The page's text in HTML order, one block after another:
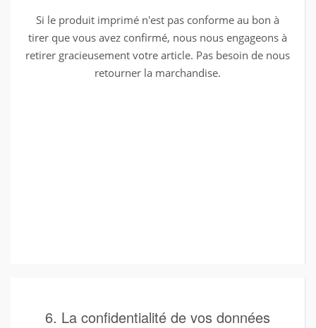
Si le produit imprimé n'est pas conforme au bon à
tirer que vous avez confirmé, nous nous engageons à
retirer gracieusement votre article. Pas besoin de nous
retourner la marchandise.
6. La confidentialité de vos données